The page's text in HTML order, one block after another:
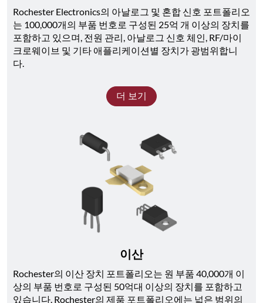
Rochester Electronics의 아날로그 및 혼합 신호 포트폴리오
는 100,000개의 부품 번호로 구성된 25억 개 이상의 장치를
포함하고 있으며, 전원 관리, 아날로그 신호 체인, RF/마이
크로웨이브 및 기타 애플리케이션별 장치가 광범위합니
다.
더 보기
이산
Rochester의 이산 장치 포트폴리오는 원 부품 40,000개 이
상의 부품 번호로 구성된 50억대 이상의 장치를 포함하고
있습니다. Rochester의 제품 포트폴리오에는 넓은 범위의